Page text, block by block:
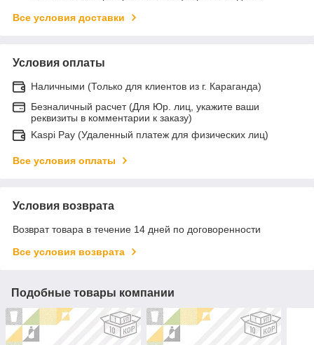
Все условия доставки
Условия оплаты
Наличными (Только для клиентов из г. Караганда)
Безналичный расчет (Для Юр. лиц, укажите ваши
реквизиты в комментарии к заказу)
Kaspi Pay (Удаленный платеж для физических лиц)
Все условия оплаты
Условия возврата
Возврат товара в течение 14 дней по договоренности
Все условия возврата
Подобные товары компании